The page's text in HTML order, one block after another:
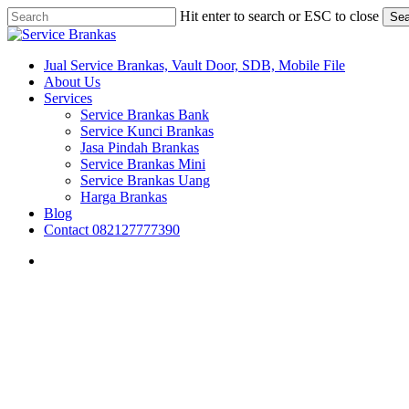
Skip
to
content
Hit enter to search or ESC to close
Close
search
Menu
Jual Service Brankas, Vault Door, SDB, Mobile File
About Us
Services
Service Brankas Bank
Service Kunci Brankas
Jasa Pindah Brankas
Service Brankas Mini
Service Brankas Uang
Harga Brankas
Blog
Contact 082127777390